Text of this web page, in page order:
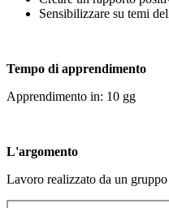
Sensibilizzare su temi
Tempo di apprendimento
Apprendimento in: 10 gg
L'argomento
Lavoro realizzato da un